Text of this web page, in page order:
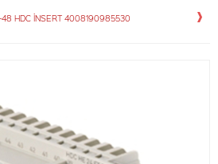
48 HDC İNSERT 4008190985530